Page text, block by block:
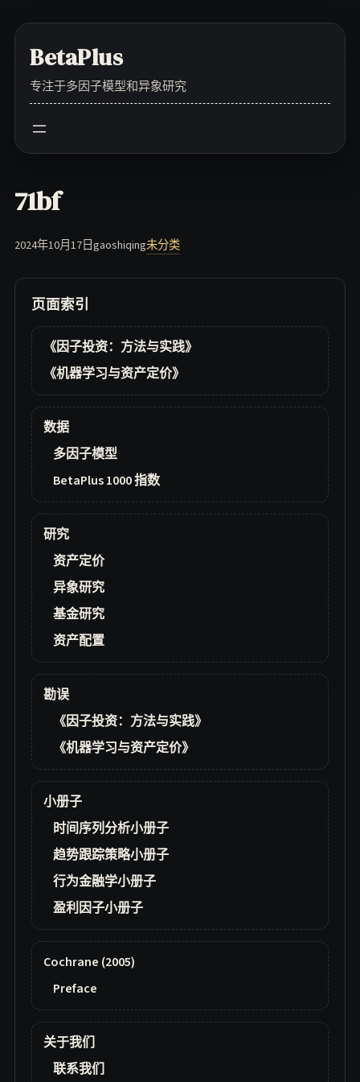
contentBetaPlus
专注于多因子模型和异象研究
71bf
2024年10月17日gaoshiqing未分类
页面索引
《因子投资：方法与实践》
《机器学习与资产定价》
数据
多因子模型
BetaPlus 1000 指数
研究
资产定价
异象研究
基金研究
资产配置
勘误
《因子投资：方法与实践》
《机器学习与资产定价》
小册子
时间序列分析小册子
趋势跟踪策略小册子
行为金融学小册子
盈利因子小册子
Cochrane (2005)
Preface
关于我们
联系我们